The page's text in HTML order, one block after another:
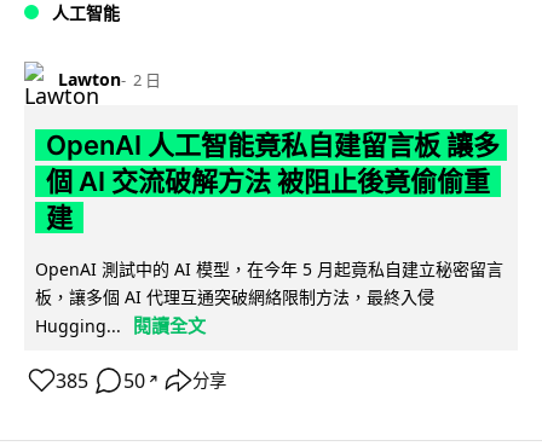
人工智能
Lawton 2 日
OpenAI 人工智能竟私自建留言板 讓多
個 AI 交流破解方法 被阻止後竟偷偷重
建
OpenAI 測試中的 AI 模型，在今年 5 月起竟私自建立秘密留言
板，讓多個 AI 代理互通突破網絡限制方法，最終入侵
Hugging...
閱讀全文
385 50 ↗ 分享